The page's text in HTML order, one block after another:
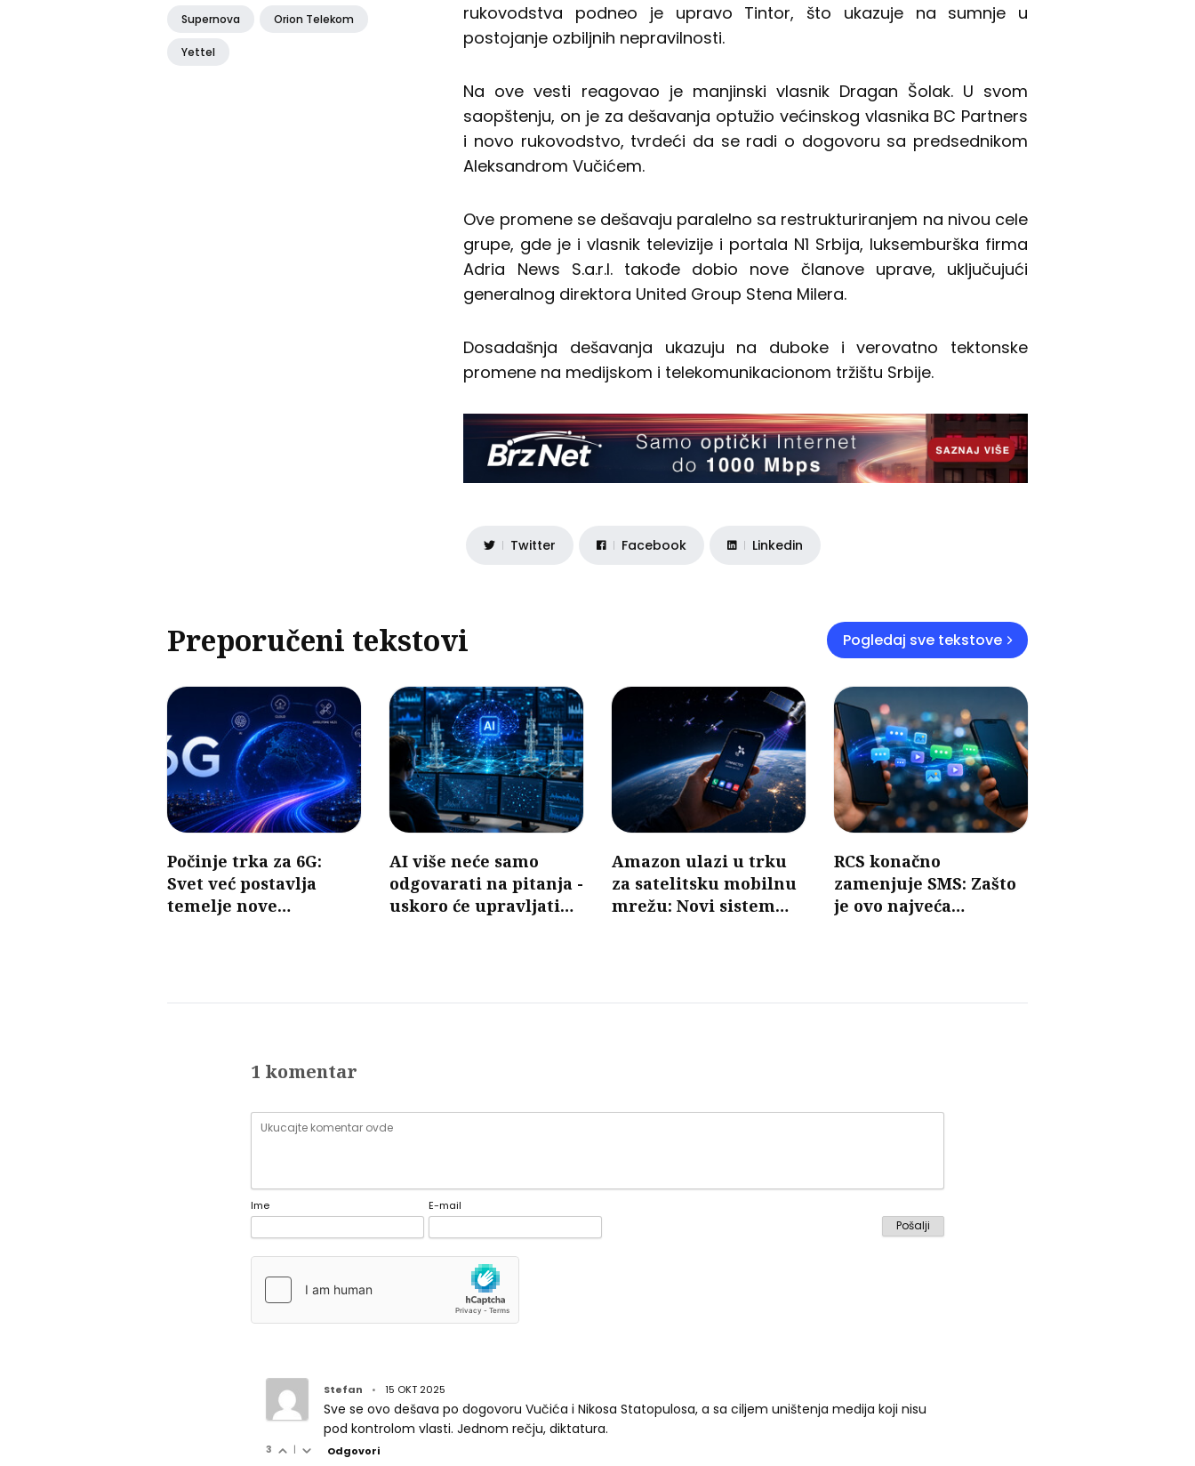
Supernova Orion Telekom
Yettel
rukovodstva podneo je upravo Tintor, što ukazuje na sumnje u
postojanje ozbiljnih nepravilnosti.
Na ove vesti reagovao je manjinski vlasnik Dragan Šolak. U svom
saopštenju, on je za dešavanja optužio većinskog vlasnika BC Partners
i novo rukovodstvo, tvrdeći da se radi o dogovoru sa predsednikom
Aleksandrom Vučićem.
Ove promene se dešavaju paralelno sa restrukturiranjem na nivou cele
grupe, gde je i vlasnik televizije i portala N1 Srbija, luksemburška firma
Adria News S.a.r.l. takođe dobio nove članove uprave, uključujući
generalnog direktora United Group Stena Milera.
Dosadašnja dešavanja ukazuju na duboke i verovatno tektonske
promene na medijskom i telekomunikacionom tržištu Srbije.
Twitter Facebook Linkedin
Preporučeni tekstovi Pogledaj sve tekstove
Počinje trka za 6G:
Svet već postavlja
temelje nove
AI više neće samo
odgovarati na pitanja -
uskoro će upravljati
Amazon ulazi u trku
za satelitsku mobilnu
mrežu: Novi sistem
RCS konačno
zamenjuje SMS: Zašto
je ovo najveća
1 komentar
Ime E-mail
Stefan • 15 OKT 2025
Sve se ovo dešava po dogovoru Vučića i Nikosa Statopulosa, a sa ciljem uništenja medija koji nisu
pod kontrolom vlasti. Jednom rečju, diktatura.
3 | Odgovori